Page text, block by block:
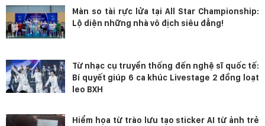
Màn so tài rực lửa tại All Star Championship:
Lộ diện những nhà vô địch siêu đẳng!
Từ nhạc cụ truyền thống đến nghệ sĩ quốc tế:
Bí quyết giúp 6 ca khúc Livestage 2 đồng loạt
leo BXH
Hiểm họa từ trào lưu tạo sticker AI từ ảnh trẻ